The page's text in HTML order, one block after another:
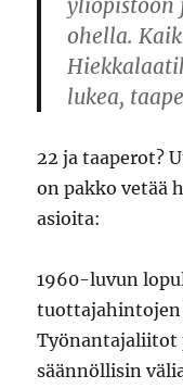
yliopistoon
ohella.
lukea,
22 ja taaperot?
on pakko vetää
asioita:
1960-luvun
tuottajahintojen
Työnantajaliitot
säännöllisin